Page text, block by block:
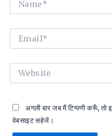
Website
अगली बार जब मैं टिप्पणी करूँ, तो
वेबसाइट सहेजें।